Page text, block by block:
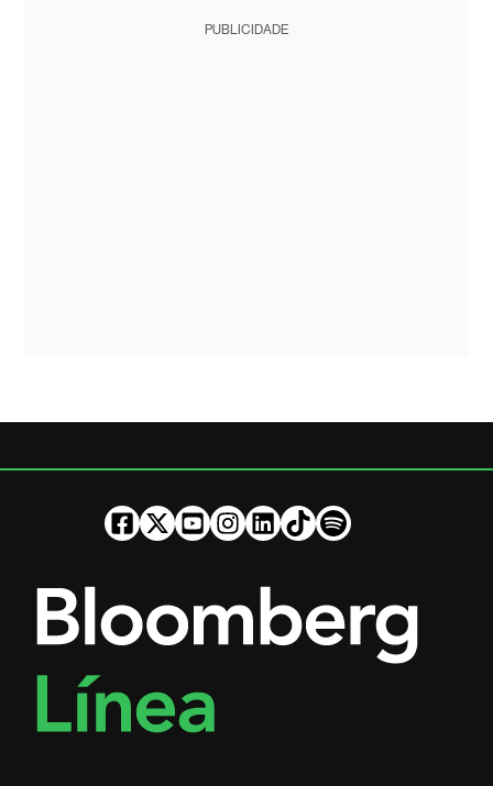
PUBLICIDADE